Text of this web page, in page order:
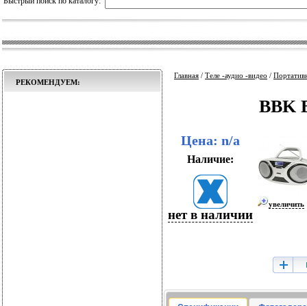
РЕКОМЕНДУЕМ:
Главная / Теле -аудио -видео /
BBK
Цена: n/a
Наличие:
нет в наличии
увеличить